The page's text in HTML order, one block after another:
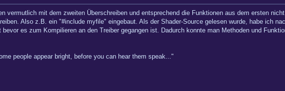
vermutlich mit dem zweiten Überschreiben und entsprechend die Funktionen aus dem ersten
Also z.B. ein "#include myfile" eingebaut. Als der Shader-Source gelesen wurde, habe ich
es zum Kompilieren an den Treiber gegangen ist. Dadurch konnte man Methoden und
people appear bright, before you can hear them speak..."